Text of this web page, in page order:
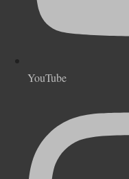
YouTube